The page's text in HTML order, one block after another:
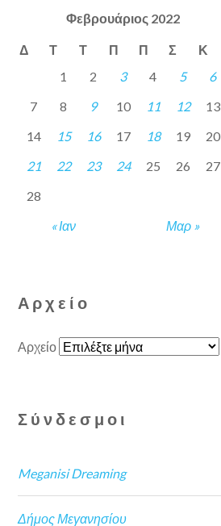
Φεβρουάριος 2022
Δ Τ Τ Π Π Σ Κ
« Ιαν Μαρ »
1 2 3 4 5
6
7
8 9 10 11 12
13
14
15 16 17 18 19
20
21
22 23 24 25 26
27
28
Αρχείο
Αρχείο
Σύνδεσμοι
Meganisi Dreaming
Δήμος Μεγανησίου